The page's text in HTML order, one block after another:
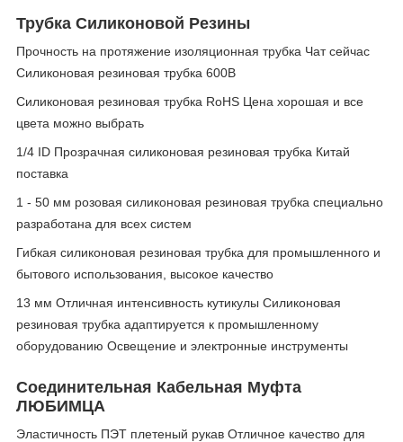
Трубка Силиконовой Резины
Прочность на протяжение изоляционная трубка Чат сейчас
Силиконовая резиновая трубка 600В
Силиконовая резиновая трубка RoHS Цена хорошая и все
цвета можно выбрать
1/4 ID Прозрачная силиконовая резиновая трубка Китай
поставка
1 - 50 мм розовая силиконовая резиновая трубка специально
разработана для всех систем
Гибкая силиконовая резиновая трубка для промышленного и
бытового использования, высокое качество
13 мм Отличная интенсивность кутикулы Силиконовая
резиновая трубка адаптируется к промышленному
оборудованию Освещение и электронные инструменты
Соединительная Кабельная Муфта
ЛЮБИМЦА
Эластичность ПЭТ плетеный рукав Отличное качество для